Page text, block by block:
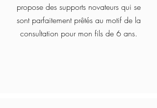
propose des supports novateurs qui se
sont parfaitement prêtés au motif de la
consultation pour mon fils de 6 ans.